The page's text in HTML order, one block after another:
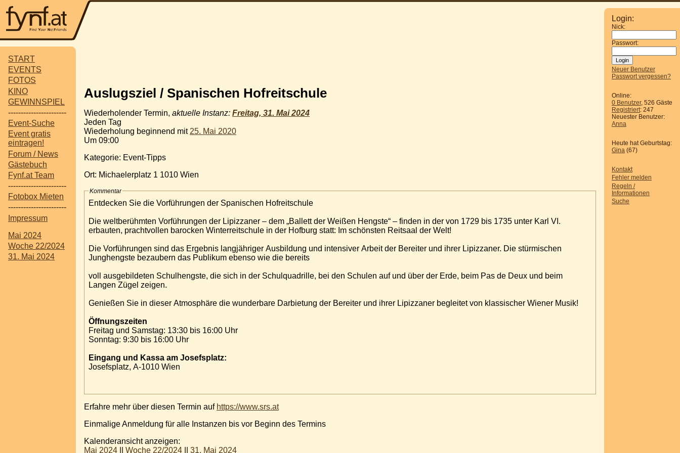
START
EVENTS
FOTOS
KINO
GEWINNSPIEL
-----------------------
Event-Suche
Event gratis
eintragen!
Forum / News
Gästebuch
Fynf.at Team
-----------------------
Fotobox Mieten
-----------------------
Impressum
Mai 2024
Woche 22/2024
31. Mai 2024
Login:
Nick:
Passwort:
Neuer Benutzer
Passwort vergessen?
Online:
0 Benutzer, 526 Gäste
Registriert: 247
Neuester Benutzer:
Anna
Heute hat Geburtstag:
Gina (67)
Kontakt
Fehler melden
Regeln /
Informationen
Suche
Auslugsziel / Spanischen Hofreitschule
Wiederholender Termin, aktuelle Instanz: Freitag, 31. Mai 2024
Jeden Tag
Wiederholung beginnend mit 25. Mai 2020
Um 09:00
Kategorie: Event-Tipps
Ort: Michaelerplatz 1 1010 Wien
Kommentar
Entdecken Sie die Vorführungen der Spanischen Hofreitschule
Die weltberühmten Vorführungen der Lipizzaner – dem „Ballett der Weißen Hengste“ – finden in der von 1729 bis 1735 unter Karl VI.
erbauten, prachtvollen barocken Winterreitschule in der Hofburg statt: Im schönsten Reitsaal der Welt!
Die Vorführungen sind das Ergebnis langjähriger Ausbildung und intensiver Arbeit der Bereiter und ihrer Lipizzaner. Die stürmischen
Junghengste bezaubern das Publikum ebenso wie die bereits
voll ausgebildeten Schulhengste, die sich in der Schulquadrille, bei den Schulen auf und über der Erde, beim Pas de Deux und beim
Langen Zügel zeigen.
Genießen Sie in dieser Atmosphäre die wunderbare Darbietung der Bereiter und ihrer Lipizzaner begleitet von klassischer Wiener Musik!
Öffnungszeiten
Freitag und Samstag: 13:30 bis 16:00 Uhr
Sonntag: 9:30 bis 16:00 Uhr
Eingang und Kassa am Josefsplatz:
Josefsplatz, A-1010 Wien
Erfahre mehr über diesen Termin auf https://www.srs.at
Einmalige Anmeldung für alle Instanzen bis vor Beginn des Termins
Kalenderansicht anzeigen:
Mai 2024
Woche 22/2024 31. Mai 2024